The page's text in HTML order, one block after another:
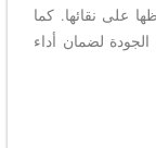
على نقائها. كما
لضمان أداء